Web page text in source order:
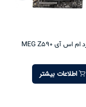
مادربرد ام اس آی MEG Z590
اطلاعات بیشتر